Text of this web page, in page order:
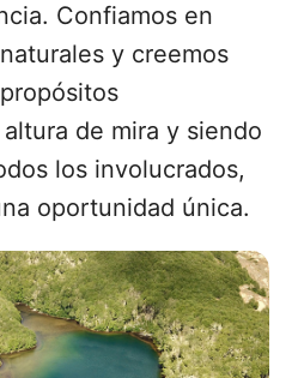
Confiamos en
y creemos
de mira y siendo
los involucrados,
oportunidad única.